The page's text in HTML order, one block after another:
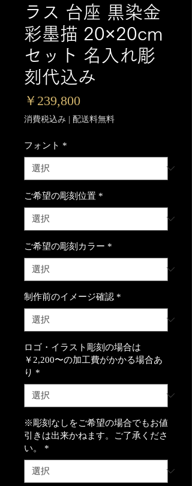
ラス 台座 黒染金
彩墨描 20×20cm
セット 名入れ彫
刻代込み
￥239,800価
格
消費税込み | 配送料無料
フォント *
ご希望の彫刻位置 *
ご希望の彫刻カラー *
制作前のイメージ確認 *
ロゴ・イラスト彫刻の場合は
￥2,200〜の加工費がかかる場合あ
り *
※彫刻なしをご希望の場合でもお値
引きは出来かねます。ご了承くださ
い。
*